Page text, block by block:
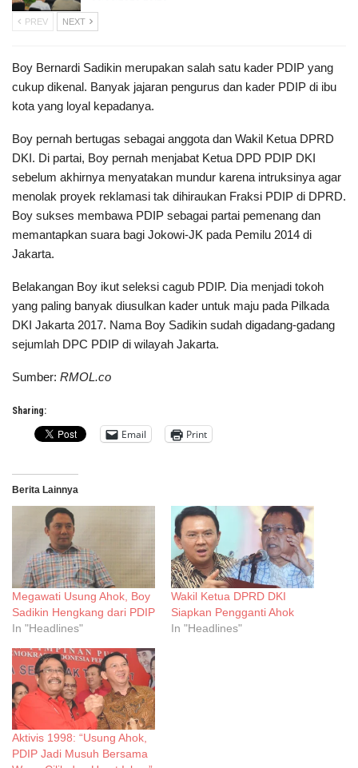
PREV NEXT
Boy Bernardi Sadikin merupakan salah satu kader PDIP yang
cukup dikenal. Banyak jajaran pengurus dan kader PDIP di ibu
kota yang loyal kepadanya.
Boy pernah bertugas sebagai anggota dan Wakil Ketua DPRD
DKI. Di partai, Boy pernah menjabat Ketua DPD PDIP DKI
sebelum akhirnya menyatakan mundur karena intruksinya agar
menolak proyek reklamasi tak dihiraukan Fraksi PDIP di DPRD.
Boy sukses membawa PDIP sebagai partai pemenang dan
memantapkan suara bagi Jokowi-JK pada Pemilu 2014 di
Jakarta.
Belakangan Boy ikut seleksi cagub PDIP. Dia menjadi tokoh
yang paling banyak diusulkan kader untuk maju pada Pilkada
DKI Jakarta 2017. Nama Boy Sadikin sudah digadang-gadang
sejumlah DPC PDIP di wilayah Jakarta.
Sumber: RMOL.co
Sharing:
Email Print
Berita Lainnya
Megawati Usung Ahok, Boy
Sadikin Hengkang dari PDIP
In "Headlines"
Wakil Ketua DPRD DKI
Siapkan Pengganti Ahok
In "Headlines"
Aktivis 1998: “Usung Ahok,
PDIP Jadi Musuh Bersama